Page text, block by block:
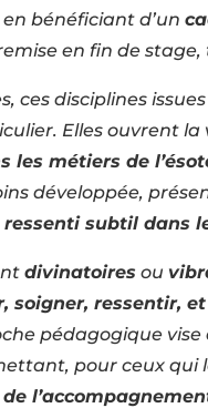
en bénéficiant d’un
en fin de
ces disciplines
Elles ouvrent la
les métiers de
développée,
ressenti subtil dans
divinatoiresou
soigner, ressentir,
pédagogique vise
pour ceux qui